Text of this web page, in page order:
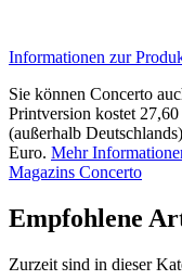
Informationen zur
Sie können Concerto
Printversion kostet
(außerhalb
Euro. Mehr
Magazins Concerto
Empfohlene
Zurzeit sind in dieser